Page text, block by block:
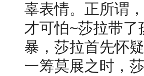
辜表情。正所谓
才可怕~莎拉带了
暴，莎拉首先怀
一筹莫展之时，